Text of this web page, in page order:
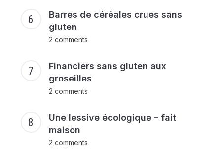
Barres de céréales crues sans
gluten
2 comments
Financiers sans gluten aux
groseilles
2 comments
Une lessive écologique – fait
maison
2 comments